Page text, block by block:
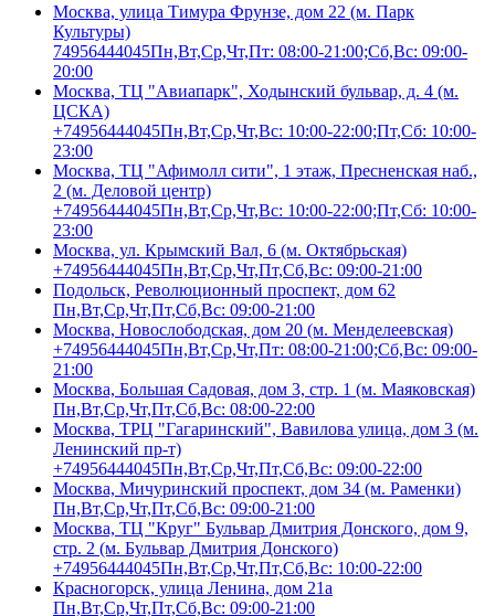
Москва, улица Тимура Фрунзе, дом 22 (м. Парк
Культуры)
74956444045Пн,Вт,Ср,Чт,Пт: 08:00-21:00;Сб,Вс: 09:00-
20:00
Москва, ТЦ "Авиапарк", Ходынский бульвар, д. 4 (м.
ЦСКА)
+74956444045Пн,Вт,Ср,Чт,Вс: 10:00-22:00;Пт,Сб: 10:00-
23:00
Москва, ТЦ "Афимолл сити", 1 этаж, Пресненская наб.,
2 (м. Деловой центр)
+74956444045Пн,Вт,Ср,Чт,Вс: 10:00-22:00;Пт,Сб: 10:00-
23:00
Москва, ул. Крымский Вал, 6 (м. Октябрьская)
+74956444045Пн,Вт,Ср,Чт,Пт,Сб,Вс: 09:00-21:00
Подольск, Революционный проспект, дом 62
Пн,Вт,Ср,Чт,Пт,Сб,Вс: 09:00-21:00
Москва, Новослободская, дом 20 (м. Менделеевская)
+74956444045Пн,Вт,Ср,Чт,Пт: 08:00-21:00;Сб,Вс: 09:00-
21:00
Москва, Большая Садовая, дом 3, стр. 1 (м. Маяковская)
Пн,Вт,Ср,Чт,Пт,Сб,Вс: 08:00-22:00
Москва, ТРЦ "Гагаринский", Вавилова улица, дом 3 (м.
Ленинский пр-т)
+74956444045Пн,Вт,Ср,Чт,Пт,Сб,Вс: 09:00-22:00
Москва, Мичуринский проспект, дом 34 (м. Раменки)
Пн,Вт,Ср,Чт,Пт,Сб,Вс: 09:00-21:00
Москва, ТЦ "Круг" Бульвар Дмитрия Донского, дом 9,
стр. 2 (м. Бульвар Дмитрия Донского)
+74956444045Пн,Вт,Ср,Чт,Пт,Сб,Вс: 10:00-22:00
Красногорск, улица Ленина, дом 21а
Пн,Вт,Ср,Чт,Пт,Сб,Вс: 09:00-21:00